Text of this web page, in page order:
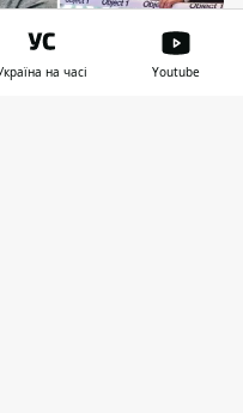
на часі Youtube